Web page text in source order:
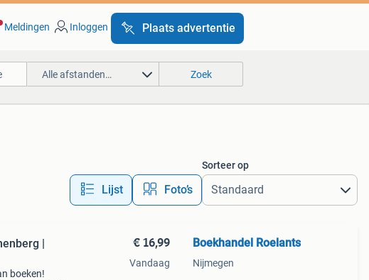
Meldingen Inloggen Plaats advertentie
Alle afstanden… Zoek
Lijst Foto’s
Sorteer op
|
boeken!
€ 16,99
Vandaag
Boekhandel Roelants
Nijmegen